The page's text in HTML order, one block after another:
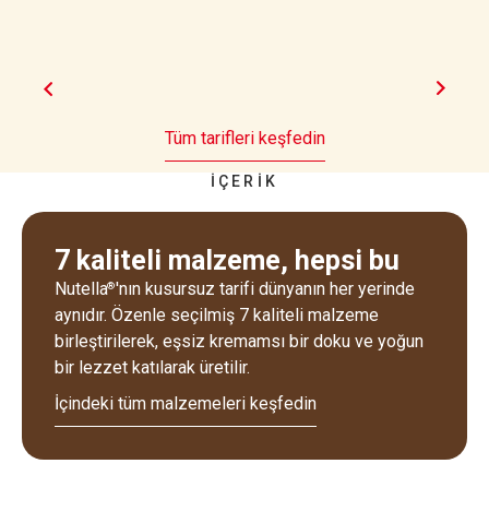
Tüm tarifleri keşfedin
İÇERİK
7 kaliteli malzeme, hepsi bu
Nutella®'nın kusursuz tarifi dünyanın her yerinde
aynıdır. Özenle seçilmiş 7 kaliteli malzeme
birleştirilerek, eşsiz kremamsı bir doku ve yoğun
bir lezzet katılarak üretilir.
İçindeki tüm malzemeleri keşfedin